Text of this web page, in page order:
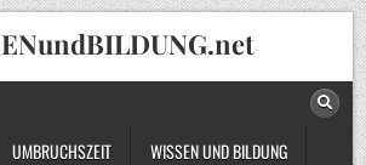
UMBRUCHSZEIT WISSEN UND BILDUNG